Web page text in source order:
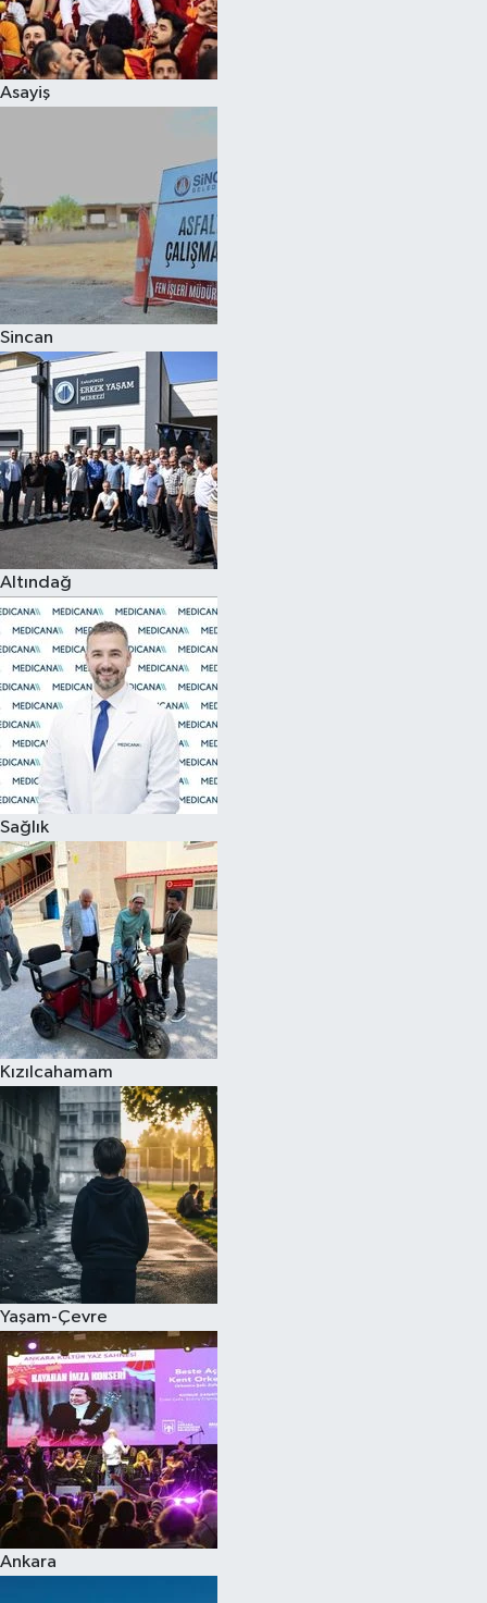
Asayiş
Sincan
Altındağ
Sağlık
Kızılcahamam
Yaşam-Çevre
Ankara
Spor
Eğitim
Hava Durumu
Kadın
Kim kimdir?
Kültür Sanat
Sağlık
Siyaset
Teknoloji
Televizyon
Yaşam-Çevre